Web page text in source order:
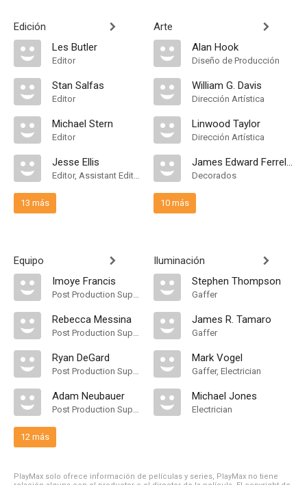
Edición
Les Butler
Editor
Stan Salfas
Editor
Michael Stern
Editor
Jesse Ellis
Editor, Assistant Editor
13 más
Equipo
Imoye Francis
Post Production Supervisor
Rebecca Messina
Post Production Supervisor
Ryan DeGard
Post Production Supervisor
Adam Neubauer
Post Production Supervisor
12 más
Arte
Alan Hook
Diseño de Producción
William G. Davis
Dirección Artística
Linwood Taylor
Dirección Artística
James Edward Ferrell Jr.
Decorados
10 más
Iluminación
Stephen Thompson
Gaffer
James R. Tamaro
Gaffer
Mark Vogel
Gaffer, Electrician
Michael Jones
Electrician
PlayMax solo ofrece información de películas y series, PlayMax no tiene